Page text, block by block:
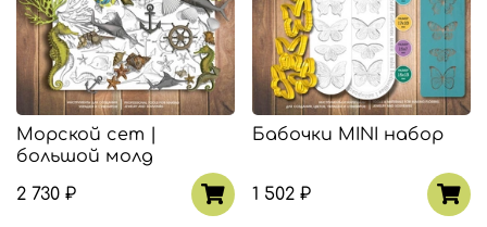
Морской сет |
большой молд
2 730 ₽
Бабочки MINI набор
1 502 ₽